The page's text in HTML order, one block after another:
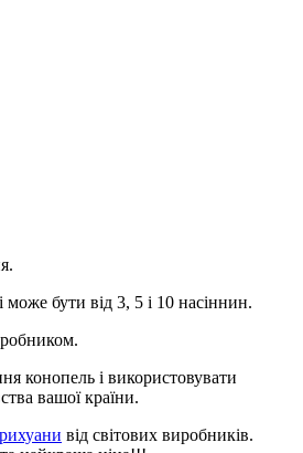
може бути від 3, 5 і 10 насіннин.
конопель і використовувати
вашої країни.
від світових виробників.